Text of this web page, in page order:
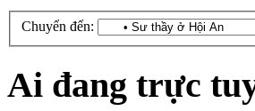
Chuyển đến:
Ai đang trực